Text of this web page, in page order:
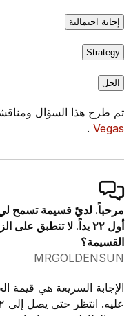
إجابة احتمالية
Strategy
الحل
تم طرح هذا السؤال
Vegas
.
أول ٢٢ يداً. لا تنطبق
القسيمة؟
MRGOLDENSUN
الإجابة السريعة هي قيمة